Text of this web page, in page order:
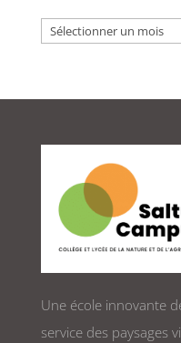
Archives
Une école innovante
service des paysages